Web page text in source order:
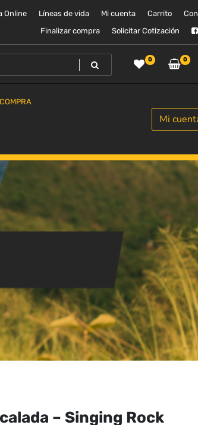
Online Líneas de vida Mi cuenta Carrito
Finalizar compra
Solicitar Cotización
0 0
Mi
– Singing Rock